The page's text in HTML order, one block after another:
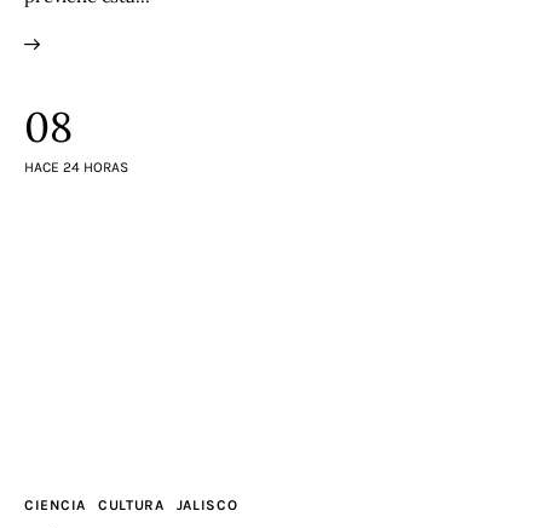
08
HACE 24 HORAS
CIENCIA CULTURA JALISCO